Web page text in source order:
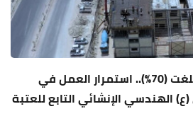
بالفيديو : بنسبة إنجاز بلغت (70%).. استمرار العمل في
الهندسي الإنشائي التابع للعتبة